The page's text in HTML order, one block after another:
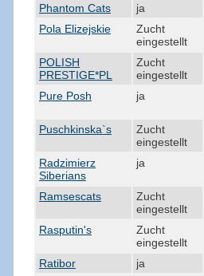
Phantom Cats
ja
Pola Elizejskie
Zucht
eingestellt
POLISH
PRESTIGE*PL
Zucht
eingestellt
Pure Posh
ja
Puschkinska`s
Zucht
eingestellt
Radzimierz
Siberians
ja
Ramsescats
Zucht
eingestellt
Rasputin's
Zucht
eingestellt
Ratibor
ja